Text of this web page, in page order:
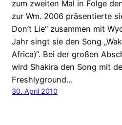
zum zweiten Mal in Folge
zur Wm. 2006 präsentierte
Don’t Lie“ zusammen mit
Jahr singt sie den Song
Africa)“. Bei der großen
wird Shakira den Song mit
Freshlyground…
30. April 2010